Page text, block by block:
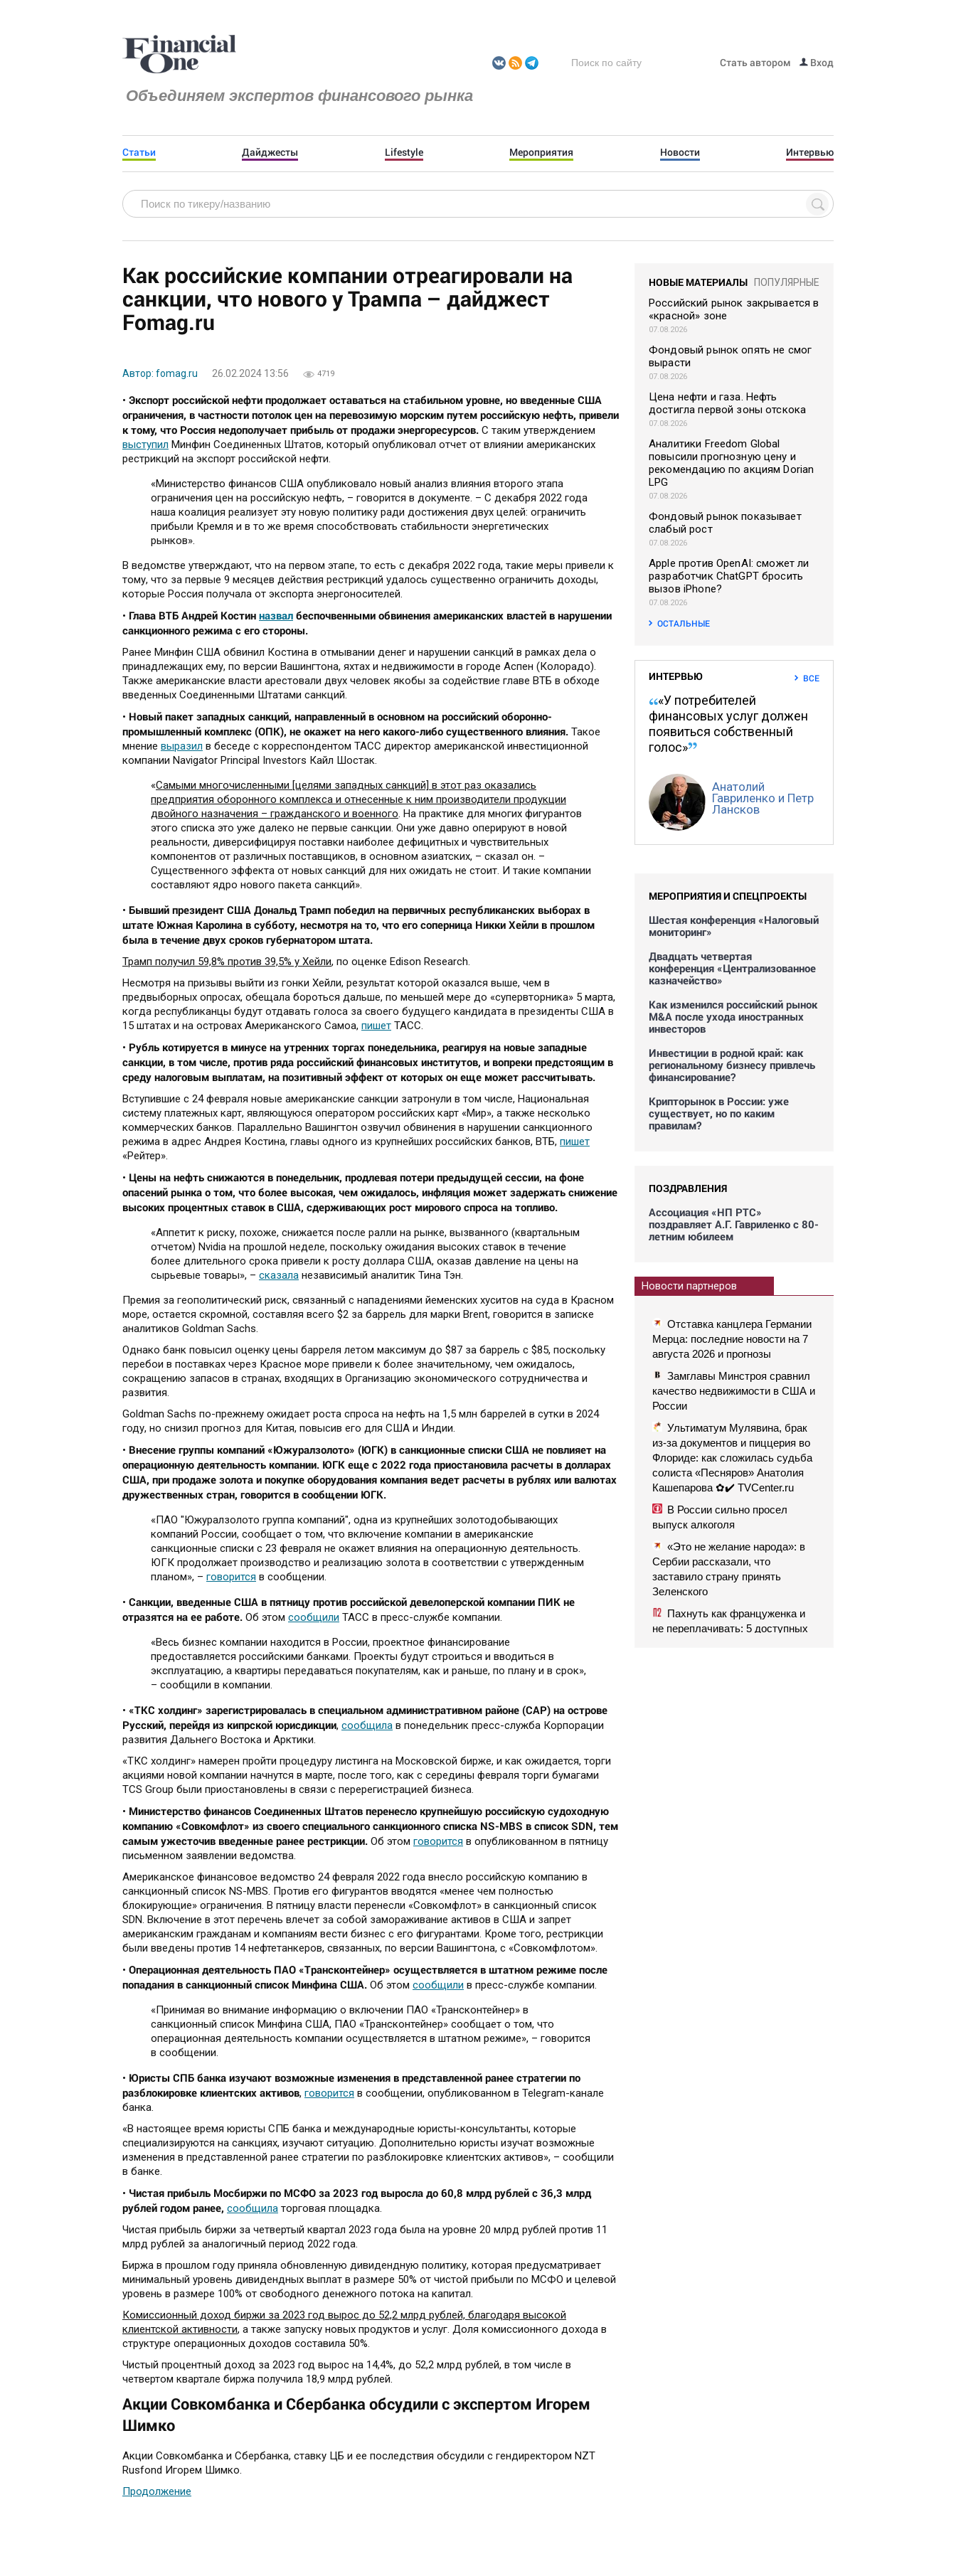
Объединяем экспертов финансового рынка
Стать автором Вход
Статьи Дайджесты Lifestyle Мероприятия Новости Интервью
Как российские компании отреагировали на
санкции, что нового у Трампа – дайджест
Fomag.ru
Автор: fomag.ru 26.02.2024 13:56 4719
• Экспорт российской нефти продолжает оставаться на стабильном уровне, но введенные США
ограничения, в частности потолок цен на перевозимую морским путем российскую нефть, привели
к тому, что Россия недополучает прибыль от продажи энергоресурсов. С таким утверждением
выступил Минфин Соединенных Штатов, который опубликовал отчет от влиянии американских
рестрикций на экспорт российской нефти.
«Министерство финансов США опубликовало новый анализ влияния второго этапа
ограничения цен на российскую нефть, – говорится в документе. – С декабря 2022 года
наша коалиция реализует эту новую политику ради достижения двух целей: ограничить
прибыли Кремля и в то же время способствовать стабильности энергетических
рынков».
В ведомстве утверждают, что на первом этапе, то есть с декабря 2022 года, такие меры привели к
тому, что за первые 9 месяцев действия рестрикций удалось существенно ограничить доходы,
которые Россия получала от экспорта энергоносителей.
• Глава ВТБ Андрей Костин назвал беспочвенными обвинения американских властей в нарушении
санкционного режима с его стороны.
Ранее Минфин США обвинил Костина в отмывании денег и нарушении санкций в рамках дела о
принадлежащих ему, по версии Вашингтона, яхтах и недвижимости в городе Аспен (Колорадо).
Также американские власти арестовали двух человек якобы за содействие главе ВТБ в обходе
введенных Соединенными Штатами санкций.
• Новый пакет западных санкций, направленный в основном на российский оборонно-
промышленный комплекс (ОПК), не окажет на него какого-либо существенного влияния. Такое
мнение выразил в беседе с корреспондентом ТАСС директор американской инвестиционной
компании Navigator Principal Investors Кайл Шостак.
«Самыми многочисленными [целями западных санкций] в этот раз оказались
предприятия оборонного комплекса и отнесенные к ним производители продукции
двойного назначения – гражданского и военного. На практике для многих фигурантов
этого списка это уже далеко не первые санкции. Они уже давно оперируют в новой
реальности, диверсифицируя поставки наиболее дефицитных и чувствительных
компонентов от различных поставщиков, в основном азиатских, – сказал он. –
Существенного эффекта от новых санкций для них ожидать не стоит. И такие компании
составляют ядро нового пакета санкций».
• Бывший президент США Дональд Трамп победил на первичных республиканских выборах в
штате Южная Каролина в субботу, несмотря на то, что его соперница Никки Хейли в прошлом
была в течение двух сроков губернатором штата.
Трамп получил 59,8% против 39,5% у Хейли, по оценке Edison Research.
Несмотря на призывы выйти из гонки Хейли, результат которой оказался выше, чем в
предвыборных опросах, обещала бороться дальше, по меньшей мере до «супервторника» 5 марта,
когда республиканцы будут отдавать голоса за своего будущего кандидата в президенты США в
15 штатах и на островах Американского Самоа, пишет ТАСС.
• Рубль котируется в минусе на утренних торгах понедельника, реагируя на новые западные
санкции, в том числе, против ряда российский финансовых институтов, и вопреки предстоящим в
среду налоговым выплатам, на позитивный эффект от которых он еще может рассчитывать.
Вступившие с 24 февраля новые американские санкции затронули в том числе, Национальная
систему платежных карт, являющуюся оператором российских карт «Мир», а также несколько
коммерческих банков. Параллельно Вашингтон озвучил обвинения в нарушении санкционного
режима в адрес Андрея Костина, главы одного из крупнейших российских банков, ВТБ, пишет
«Рейтер».
• Цены на нефть снижаются в понедельник, продлевая потери предыдущей сессии, на фоне
опасений рынка о том, что более высокая, чем ожидалось, инфляция может задержать снижение
высоких процентных ставок в США, сдерживающих рост мирового спроса на топливо.
«Аппетит к риску, похоже, снижается после ралли на рынке, вызванного (квартальным
отчетом) Nvidia на прошлой неделе, поскольку ожидания высоких ставок в течение
более длительного срока привели к росту доллара США, оказав давление на цены на
сырьевые товары», – сказала независимый аналитик Тина Тэн.
Премия за геополитический риск, связанный с нападениями йеменских хуситов на суда в Красном
море, остается скромной, составляя всего $2 за баррель для марки Brent, говорится в записке
аналитиков Goldman Sachs.
Однако банк повысил оценку цены барреля летом максимум до $87 за баррель с $85, поскольку
перебои в поставках через Красное море привели к более значительному, чем ожидалось,
сокращению запасов в странах, входящих в Организацию экономического сотрудничества и
развития.
Goldman Sachs по-прежнему ожидает роста спроса на нефть на 1,5 млн баррелей в сутки в 2024
году, но снизил прогноз для Китая, повысив его для США и Индии.
• Внесение группы компаний «Южуралзолото» (ЮГК) в санкционные списки США не повлияет на
операционную деятельность компании. ЮГК еще с 2022 года приостановила расчеты в долларах
США, при продаже золота и покупке оборудования компания ведет расчеты в рублях или валютах
дружественных стран, говорится в сообщении ЮГК.
«ПАО "Южуралзолото группа компаний", одна из крупнейших золотодобывающих
компаний России, сообщает о том, что включение компании в американские
санкционные списки с 23 февраля не окажет влияния на операционную деятельность.
ЮГК продолжает производство и реализацию золота в соответствии с утвержденным
планом», – говорится в сообщении.
• Санкции, введенные США в пятницу против российской девелоперской компании ПИК не
отразятся на ее работе. Об этом сообщили ТАСС в пресс-службе компании.
«Весь бизнес компании находится в России, проектное финансирование
предоставляется российскими банками. Проекты будут строиться и вводиться в
эксплуатацию, а квартиры передаваться покупателям, как и раньше, по плану и в срок»,
– сообщили в компании.
• «ТКС холдинг» зарегистрировалась в специальном административном районе (САР) на острове
Русский, перейдя из кипрской юрисдикции, сообщила в понедельник пресс-служба Корпорации
развития Дальнего Востока и Арктики.
«ТКС холдинг» намерен пройти процедуру листинга на Московской бирже, и как ожидается, торги
акциями новой компании начнутся в марте, после того, как с середины февраля торги бумагами
TCS Group были приостановлены в связи с перерегистрацией бизнеса.
• Министерство финансов Соединенных Штатов перенесло крупнейшую российскую судоходную
компанию «Совкомфлот» из своего специального санкционного списка NS-MBS в список SDN, тем
самым ужесточив введенные ранее рестрикции. Об этом говорится в опубликованном в пятницу
письменном заявлении ведомства.
Американское финансовое ведомство 24 февраля 2022 года внесло российскую компанию в
санкционный список NS-MBS. Против его фигурантов вводятся «менее чем полностью
блокирующие» ограничения. В пятницу власти перенесли «Совкомфлот» в санкционный список
SDN. Включение в этот перечень влечет за собой замораживание активов в США и запрет
американским гражданам и компаниям вести бизнес с его фигурантами. Кроме того, рестрикции
были введены против 14 нефтетанкеров, связанных, по версии Вашингтона, с «Совкомфлотом».
• Операционная деятельность ПАО «Трансконтейнер» осуществляется в штатном режиме после
попадания в санкционный список Минфина США. Об этом сообщили в пресс-службе компании.
«Принимая во внимание информацию о включении ПАО «Трансконтейнер» в
санкционный список Минфина США, ПАО «Трансконтейнер» сообщает о том, что
операционная деятельность компании осуществляется в штатном режиме», – говорится
в сообщении.
• Юристы СПБ банка изучают возможные изменения в представленной ранее стратегии по
разблокировке клиентских активов, говорится в сообщении, опубликованном в Telegram-канале
банка.
«В настоящее время юристы СПБ банка и международные юристы-консультанты, которые
специализируются на санкциях, изучают ситуацию. Дополнительно юристы изучат возможные
изменения в представленной ранее стратегии по разблокировке клиентских активов», – сообщили
в банке.
• Чистая прибыль Мосбиржи по МСФО за 2023 год выросла до 60,8 млрд рублей с 36,3 млрд
рублей годом ранее, сообщила торговая площадка.
Чистая прибыль биржи за четвертый квартал 2023 года была на уровне 20 млрд рублей против 11
млрд рублей за аналогичный период 2022 года.
Биржа в прошлом году приняла обновленную дивидендную политику, которая предусматривает
минимальный уровень дивидендных выплат в размере 50% от чистой прибыли по МСФО и целевой
уровень в размере 100% от свободного денежного потока на капитал.
Комиссионный доход биржи за 2023 год вырос до 52,2 млрд рублей, благодаря высокой
клиентской активности, а также запуску новых продуктов и услуг. Доля комиссионного дохода в
структуре операционных доходов составила 50%.
Чистый процентный доход за 2023 год вырос на 14,4%, до 52,2 млрд рублей, в том числе в
четвертом квартале биржа получила 18,9 млрд рублей.
Акции Совкомбанка и Сбербанка обсудили с экспертом Игорем
Шимко
Акции Совкомбанка и Сбербанка, ставку ЦБ и ее последствия обсудили с гендиректором NZT
Rusfond Игорем Шимко.
Продолжение
НОВЫЕ МАТЕРИАЛЫ ПОПУЛЯРНЫЕ
Российский рынок закрывается в
«красной» зоне
07.08.2026
Фондовый рынок опять не смог
вырасти
07.08.2026
Цена нефти и газа. Нефть
достигла первой зоны отскока
07.08.2026
Аналитики Freedom Global
повысили прогнозную цену и
рекомендацию по акциям Dorian
LPG
07.08.2026
Фондовый рынок показывает
слабый рост
07.08.2026
Apple против OpenAI: сможет ли
разработчик ChatGPT бросить
вызов iPhone?
07.08.2026
ОСТАЛЬНЫЕ
ИНТЕРВЬЮ ВСЕ
«У потребителей
финансовых услуг должен
появиться собственный
голос»
Анатолий
Гавриленко и Петр
Лансков
МЕРОПРИЯТИЯ И СПЕЦПРОЕКТЫ
Шестая конференция «Налоговый
мониторинг»
Двадцать четвертая
конференция «Централизованное
казначейство»
Как изменился российский рынок
M&A после ухода иностранных
инвесторов
Инвестиции в родной край: как
региональному бизнесу привлечь
финансирование?
Крипторынок в России: уже
существует, но по каким
правилам?
ПОЗДРАВЛЕНИЯ
Ассоциация «НП РТС»
поздравляет А.Г. Гавриленко с 80-
летним юбилеем
Новости партнеров
Отставка канцлера Германии
Мерца: последние новости на 7
августа 2026 и прогнозы
Замглавы Минстроя сравнил
качество недвижимости в США и
России
Ультиматум Мулявина, брак
из-за документов и пиццерия во
Флориде: как сложилась судьба
солиста «Песняров» Анатолия
Кашепарова ✿✔️ TVCenter.ru
В России сильно просел
выпуск алкоголя
«Это не желание народа»: в
Сербии рассказали, что
заставило страну принять
Зеленского
Пахнуть как француженка и
не переплачивать: 5 доступных